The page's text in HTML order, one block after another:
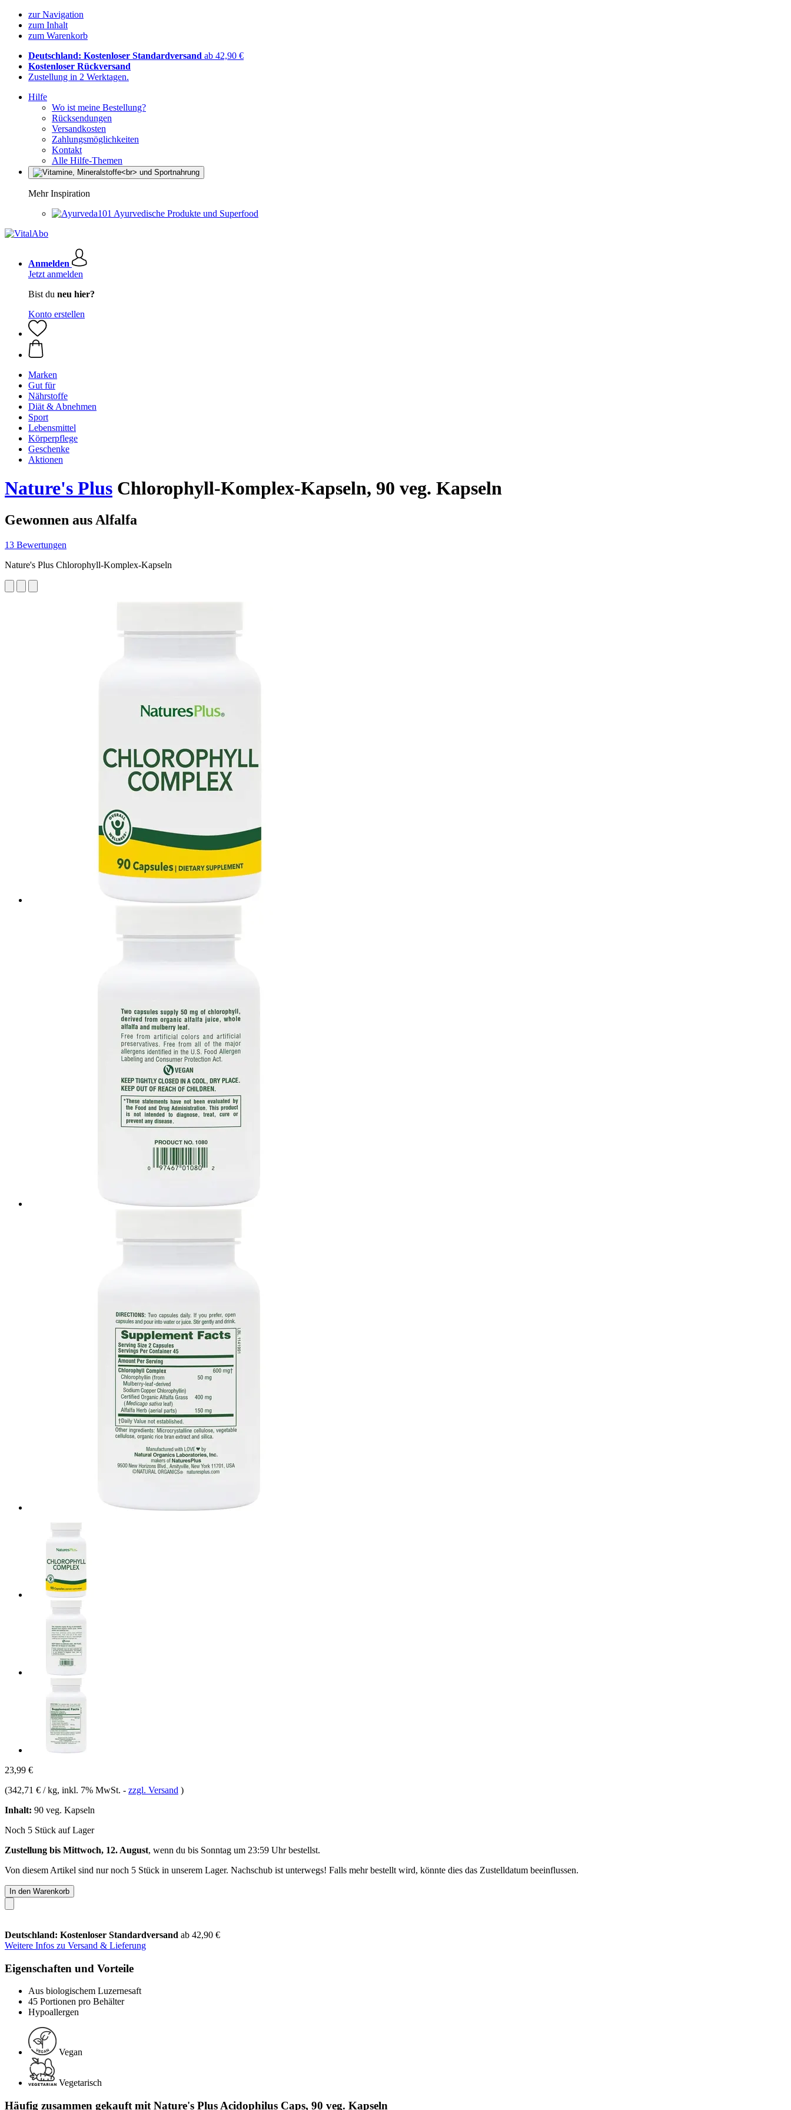
zur Navigation
zum Inhalt
zum Warenkorb
Deutschland: Kostenloser Standardversand ab 42,90 €
Kostenloser Rückversand
Zustellung in 2 Werktagen.
Hilfe
Wo ist meine Bestellung?
Rücksendungen
Versandkosten
Zahlungsmöglichkeiten
Kontakt
Alle Hilfe-Themen
Mehr Inspiration
Ayurvedische Produkte und Superfood
Anmelden
Jetzt anmelden
Bist du neu hier?
Konto erstellen
Marken
Gut für
Nährstoffe
Diät & Abnehmen
Sport
Lebensmittel
Körperpflege
Geschenke
Aktionen
Nature's Plus Chlorophyll-Komplex-Kapseln, 90 veg. Kapseln
Gewonnen aus Alfalfa
13 Bewertungen
Nature's Plus Chlorophyll-Komplex-Kapseln
23,99 €
(342,71 € / kg, inkl. 7% MwSt. - zzgl. Versand )
Inhalt: 90 veg. Kapseln
Noch 5 Stück auf Lager
Zustellung bis Mittwoch, 12. August, wenn du bis Sonntag um 23:59 Uhrbestellst.
Von diesem Artikel sind nur noch 5 Stück in unserem Lager. Nachschub ist unterwegs! Falls mehr bestellt wird, könnte dies das Zustelldatum beeinflussen.
In den Warenkorb
Deutschland: Kostenloser Standardversand ab 42,90 €
Weitere Infos zu Versand & Lieferung
Eigenschaften und Vorteile
Aus biologischem Luzernesaft
45 Portionen pro Behälter
Hypoallergen
Vegan
Vegetarisch
Häufig zusammen gekauft mit Nature's Plus Acidophilus Caps, 90 veg. Kapseln